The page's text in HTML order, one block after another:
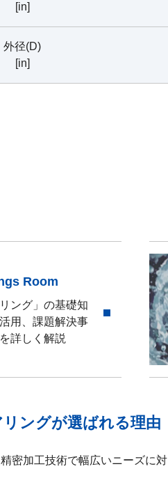
[in]
外径(D)
[in]
Room
リング」の基礎知
用、課題解決事
詳しく解説
ングが選ばれる理由
密加工技術で幅広いニーズに対